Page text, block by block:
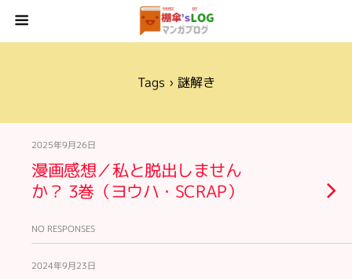
Tags › 謎解き
2025年9月26日
漫画感想／私と脱出しません
か？ 3巻（ヨウハ・SCRAP）
NO RESPONSES
2024年9月23日